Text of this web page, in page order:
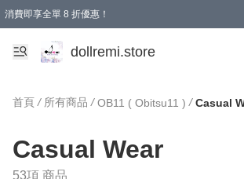
消費即享全單 8 折優惠！
購物滿 HKD 1500.00即享免運費優惠！（適用於 本地送
dollremi.store
首頁 / 所有商品 / OB11 ( Obitsu11 ) / Casual
Casual Wear
53項 商品